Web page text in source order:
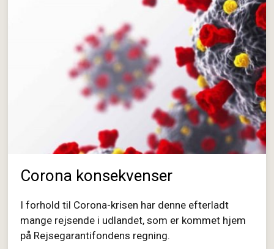
Corona konsekvenser
I forhold til Corona-krisen har denne efterladt
mange rejsende i udlandet, som er kommet hjem
på Rejsegarantifondens regning.